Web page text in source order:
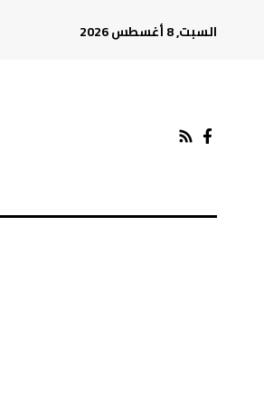
السبت, 8 أغسطس 2026